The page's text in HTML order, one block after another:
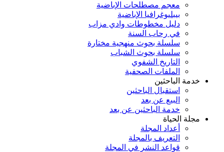
معجم مصطلحات الإباضية
بيبليوغرافيا الإباضية
دليل مخطوطات وادي مزاب
في رحاب السنة
سلسلة بحوث منهجية مختارة
سلسلة بحوث الشباب
التاريخ الشفوي
الملفات الصحفية
خدمة الباحثين
استقبال الباحثين
البيع عن بعد
خدمة الباحثين عن بعد
مجلة الحياة
أعداد المجلة
التعريف بالمجلة
قواعد النشر في المجلة